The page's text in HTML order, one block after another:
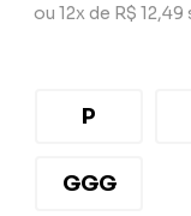
ou 12x de R$
P
GGG